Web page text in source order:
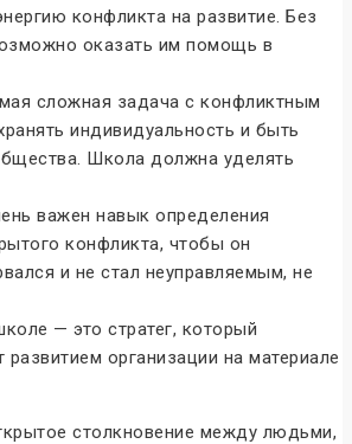
конфликта на развитие. Без
оказать им помощь в
сложная задача с конфликтным
индивидуальность и быть
Школа должна уделять
важен навык определения
конфликта, чтобы он
и не стал неуправляемым, не
— это стратег, который
развитием организации на материале
столкновение между людьми,